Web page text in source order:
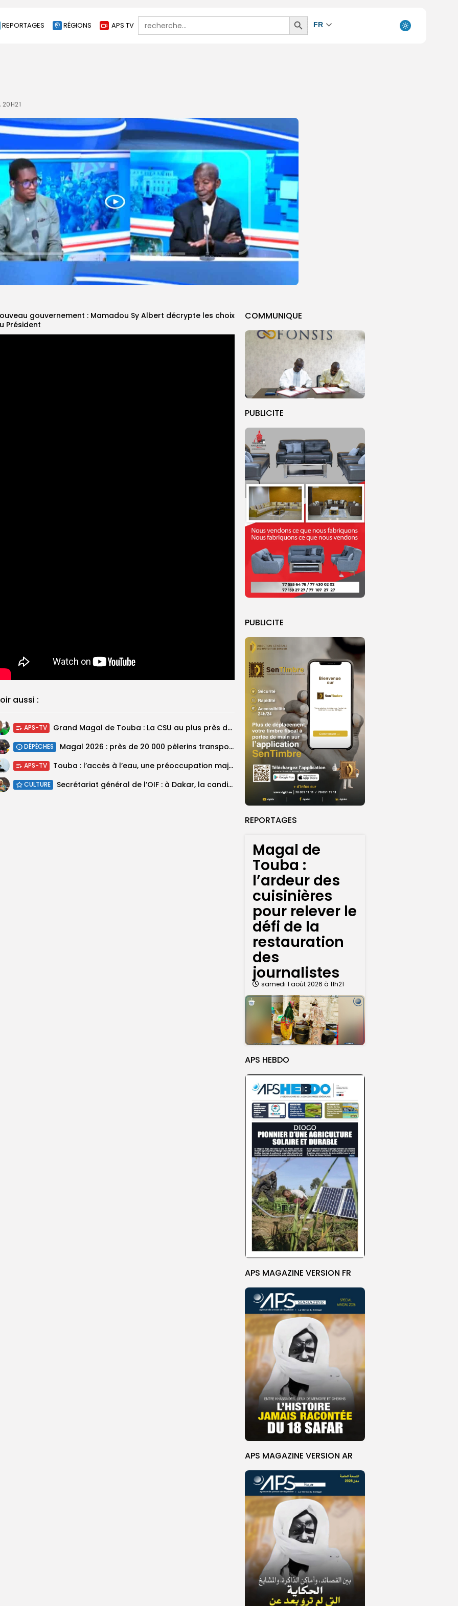
REPORTAGES RÉGIONS APS TV
Search
for:
Search
Button
FR
COMMUNIQUE
PUBLICITE
PUBLICITE
REPORTAGES
Magal de
Touba :
l’ardeur des
cuisinières
pour relever le
défi de la
restauration
des
journalistes
samedi 1 août 2026 à 11h21
APS HEBDO
APS MAGAZINE VERSION FR
APS MAGAZINE VERSION AR
gouvernement : Mamadou Sy Albert décrypte les choix
Président
aussi :
APS-TV Grand Magal de Touba : La CSU au plus près des pèlerins
DÉPÊCHES Magal 2026 : près de 20 000 pèlerins transportés vers Touba en...
APS-TV Touba : l’accès à l’eau, une préoccupation majeure avant le Grand Magal
CULTURE Secrétariat général de l’OIF : à Dakar, la candidate Coumba Bâ, décline...